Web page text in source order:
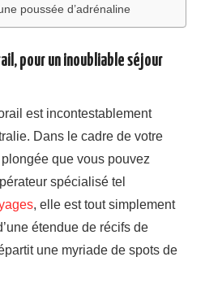
poussée d’adrénaline
pour un inoubliable séjour
est incontestablement
Dans le cadre de votre
que vous pouvez
spécialisé tel
, elle est tout simplement
étendue de récifs de
une myriade de spots de